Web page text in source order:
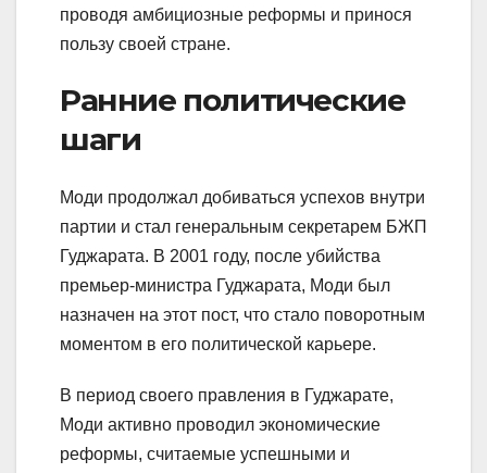
проводя амбициозные реформы и принося
пользу своей стране.
Ранние политические
шаги
Моди продолжал добиваться успехов внутри
партии и стал генеральным секретарем БЖП
Гуджарата. В 2001 году, после убийства
премьер-министра Гуджарата, Моди был
назначен на этот пост, что стало поворотным
моментом в его политической карьере.
В период своего правления в Гуджарате,
Моди активно проводил экономические
реформы, считаемые успешными и